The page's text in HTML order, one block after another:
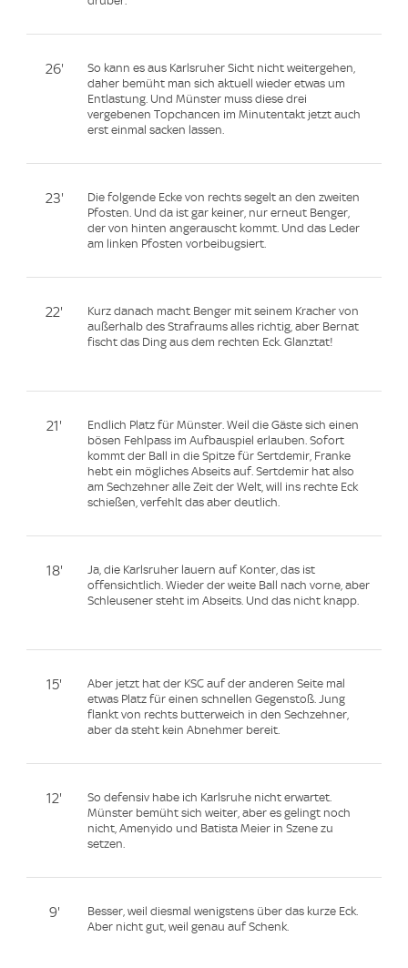
26'
So kann es aus Karlsruher Sicht nicht weitergehen,
daher bemüht man sich aktuell wieder etwas um
Entlastung. Und Münster muss diese drei
vergebenen Topchancen im Minutentakt jetzt auch
erst einmal sacken lassen.
23'
Die folgende Ecke von rechts segelt an den zweiten
Pfosten. Und da ist gar keiner, nur erneut Benger,
der von hinten angerauscht kommt. Und das Leder
am linken Pfosten vorbeibugsiert.
22'
Kurz danach macht Benger mit seinem Kracher von
außerhalb des Strafraums alles richtig, aber Bernat
fischt das Ding aus dem rechten Eck. Glanztat!
21'
Endlich Platz für Münster. Weil die Gäste sich einen
bösen Fehlpass im Aufbauspiel erlauben. Sofort
kommt der Ball in die Spitze für Sertdemir, Franke
hebt ein mögliches Abseits auf. Sertdemir hat also
am Sechzehner alle Zeit der Welt, will ins rechte Eck
schießen, verfehlt das aber deutlich.
18'
Ja, die Karlsruher lauern auf Konter, das ist
offensichtlich. Wieder der weite Ball nach vorne, aber
Schleusener steht im Abseits. Und das nicht knapp.
15'
Aber jetzt hat der KSC auf der anderen Seite mal
etwas Platz für einen schnellen Gegenstoß. Jung
flankt von rechts butterweich in den Sechzehner,
aber da steht kein Abnehmer bereit.
12'
So defensiv habe ich Karlsruhe nicht erwartet.
Münster bemüht sich weiter, aber es gelingt noch
nicht, Amenyido und Batista Meier in Szene zu
setzen.
9'
Besser, weil diesmal wenigstens über das kurze Eck.
Aber nicht gut, weil genau auf Schenk.